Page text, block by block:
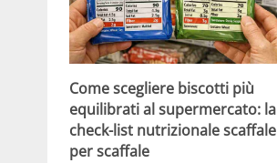
Come scegliere biscotti più
equilibrati al supermercato: la
check-list nutrizionale scaffale
per scaffale